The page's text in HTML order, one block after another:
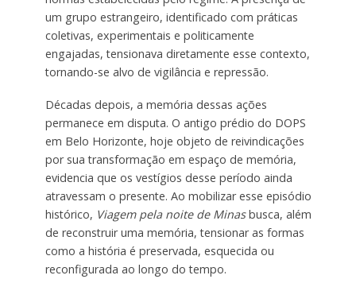
um grupo estrangeiro, identificado com práticas
coletivas, experimentais e politicamente
engajadas, tensionava diretamente esse contexto,
tornando-se alvo de vigilância e repressão.
Décadas depois, a memória dessas ações
permanece em disputa. O antigo prédio do DOPS
em Belo Horizonte, hoje objeto de reivindicações
por sua transformação em espaço de memória,
evidencia que os vestígios desse período ainda
atravessam o presente. Ao mobilizar esse episódio
histórico, Viagem pela noite de Minasbusca, além
de reconstruir uma memória, tensionar as formas
como a história é preservada, esquecida ou
reconfigurada ao longo do tempo.